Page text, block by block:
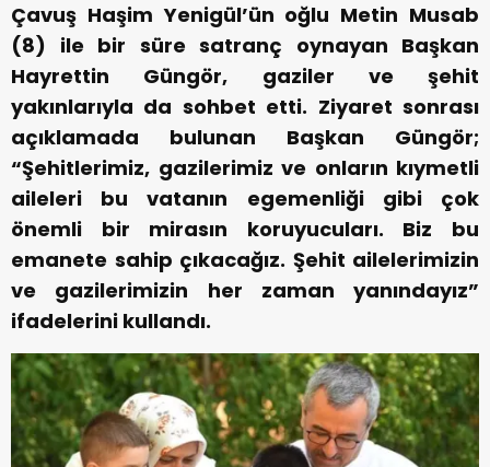
Çavuş Haşim Yenigül’ün oğlu Metin Musab
(8) ile bir süre satranç oynayan Başkan
Hayrettin Güngör, gaziler ve şehit
yakınlarıyla da sohbet etti. Ziyaret sonrası
açıklamada bulunan Başkan Güngör;
“Şehitlerimiz, gazilerimiz ve onların kıymetli
aileleri bu vatanın egemenliği gibi çok
önemli bir mirasın koruyucuları. Biz bu
emanete sahip çıkacağız. Şehit ailelerimizin
ve gazilerimizin her zaman yanındayız”
ifadelerini kullandı.